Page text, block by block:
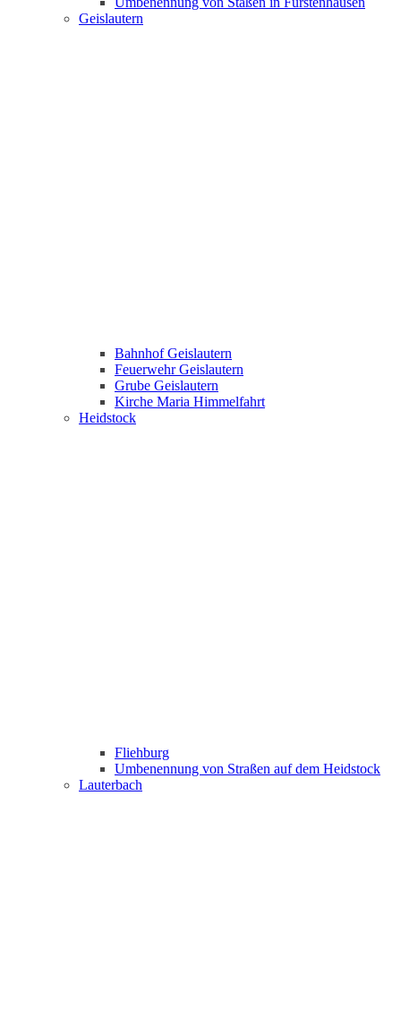
Geislautern
Bahnhof Geislautern
Feuerwehr Geislautern
Grube Geislautern
Kirche Maria Himmelfahrt
Heidstock
Fliehburg
Umbenennung von Straßen auf dem Heidstock
Lauterbach